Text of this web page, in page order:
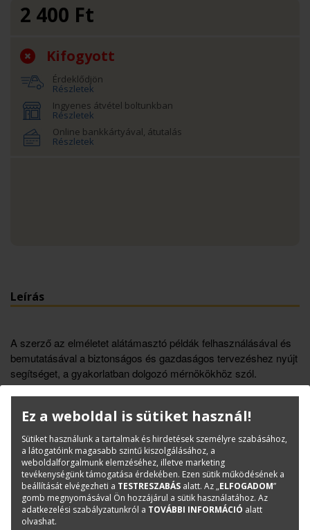
2 400 Ft
Kifogyott
Érdeklődjön
Részletek
Ingyenes átvétel boltunkban
Részletek
Online bankkártyával, átutalás
Részletek
Leírás
A szerző az elméletet alátámasztó példák felhasználásával és
bemutatásával a biztonságos és gazdaságos tervezéshez nyújt
segítséget, a gyakorlatban dolgozó mérnökökhöz szól.
Könyvinfó
Tankönyv
ISBN:
963 9535 15 X
Méret:
A4
Oldalak száma:
116 oldal
Kötészet:
Ez a weboldal is sütiket használ!
Sütiket használunk a tartalmak és hirdetések személyre szabásához,
a látogatóink magasabb szintű kiszolgálásához, a
weboldalforgalmunk elemzéséhez, illetve marketing
tevékenységünk támogatása érdekében. Ezen sütik működésének a
beállítását elvégezheti a TESTRESZABÁS alatt. Az „ELFOGADOM”
gomb megnyomásával Ön hozzájárul a sütik használatához. Az
adatkezelési szabályzatunkról a TOVÁBBI INFORMÁCIÓ alatt
olvashat.